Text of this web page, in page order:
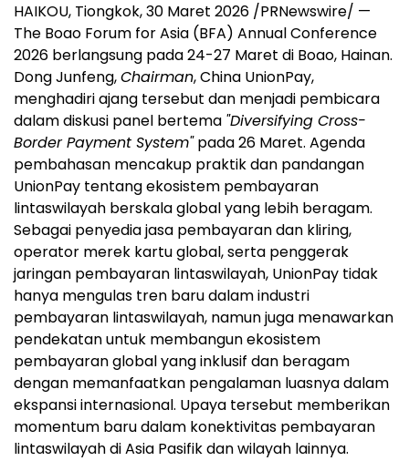
HAIKOU, Tiongkok, 30 Maret 2026 /PRNewswire/ —
The Boao Forum for Asia (BFA) Annual Conference
2026 berlangsung pada 24-27 Maret di Boao, Hainan.
Dong Junfeng,Chairman, China UnionPay,
menghadiri ajang tersebut dan menjadi pembicara
dalam diskusi panel bertema "Diversifying Cross-
Border Payment System"pada 26 Maret. Agenda
pembahasan mencakup praktik dan pandangan
UnionPay tentang ekosistem pembayaran
lintaswilayah berskala global yang lebih beragam.
Sebagai penyedia jasa pembayaran dan kliring,
operator merek kartu global, serta penggerak
jaringan pembayaran lintaswilayah, UnionPay tidak
hanya mengulas tren baru dalam industri
pembayaran lintaswilayah, namun juga menawarkan
pendekatan untuk membangun ekosistem
pembayaran global yang inklusif dan beragam
dengan memanfaatkan pengalaman luasnya dalam
ekspansi internasional. Upaya tersebut memberikan
momentum baru dalam konektivitas pembayaran
lintaswilayah di Asia Pasifik dan wilayah lainnya.